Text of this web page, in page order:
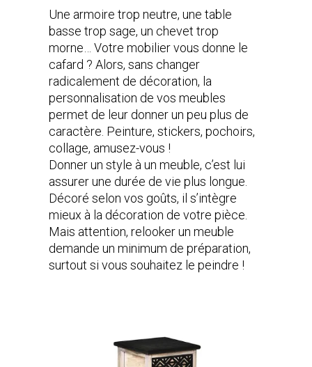
Une armoire trop neutre, une table
basse trop sage, un chevet trop
morne… Votre mobilier vous donne le
cafard ? Alors, sans changer
radicalement de décoration, la
personnalisation de vos meubles
permet de leur donner un peu plus de
caractère. Peinture, stickers, pochoirs,
collage, amusez-vous !
Donner un style à un meuble, c’est lui
assurer une durée de vie plus longue.
Décoré selon vos goûts, il s’intègre
mieux à la décoration de votre pièce.
Mais attention, relooker un meuble
demande un minimum de préparation,
surtout si vous souhaitez le peindre !